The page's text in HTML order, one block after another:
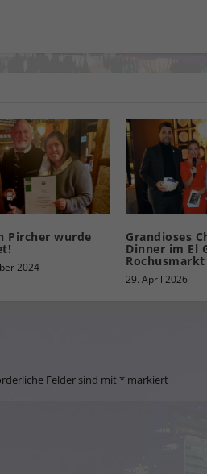
Pircher wurde
2024
Grandioses
Dinner im El
Rochusmarkt
29. April 2026
Felder sind mit * markiert